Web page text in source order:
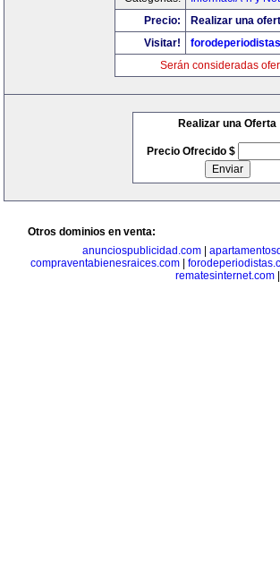
Precio:
Realizar una
Visitar!
Serán consideradas
Realizar una Oferta
Precio Ofrecido $
Otros dominios en venta:
anunciospublicidad.com|
compraventabienesraices.com
rematesinternet.com|